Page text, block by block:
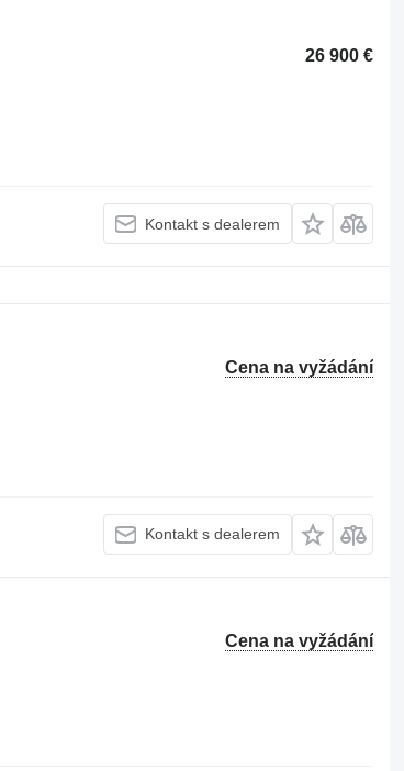
26 900 €
Kontakt s dealerem
Cena na vyžádání
Kontakt s dealerem
Cena na vyžádání